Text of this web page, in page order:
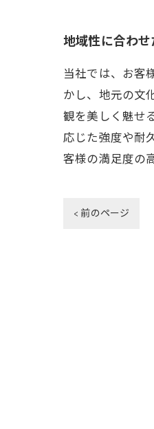
地域性に合わ
当社では、お客
かし、地元の文
観を美しく魅せ
応じた強度や耐
客様の満足度の
< 前のページ